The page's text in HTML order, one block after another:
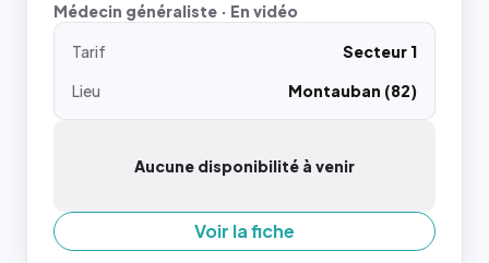
Médecin généraliste · En vidéo
Tarif
Secteur 1
Lieu
Montauban (82)
Aucune disponibilité à venir
Voir la fiche